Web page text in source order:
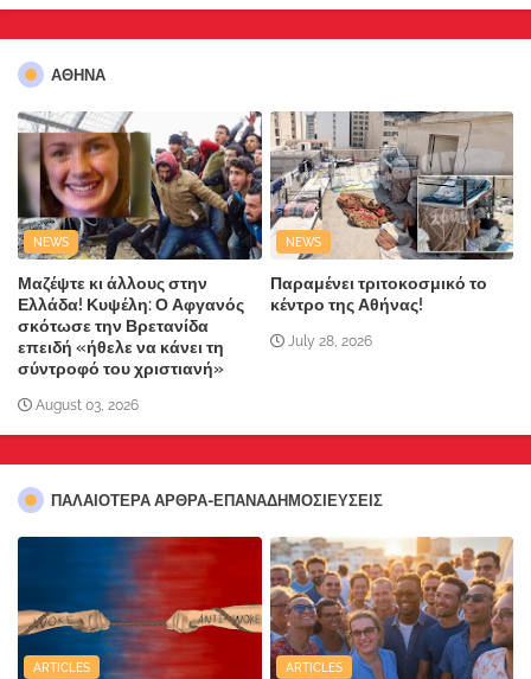
ΑΘΗΝΑ
NEWS
Μαζέψτε κι άλλους στην
Ελλάδα! Κυψέλη: Ο Αφγανός
σκότωσε την Βρετανίδα
επειδή «ήθελε να κάνει τη
σύντροφό του χριστιανή»
August 03, 2026
NEWS
Παραμένει τριτοκοσμικό το
κέντρο της Αθήνας!
July 28, 2026
ΠΑΛΑΙΟΤΕΡΑ ΑΡΘΡΑ-ΕΠΑΝΑΔΗΜΟΣΙΕΥΣΕΙΣ
ARTICLES ARTICLES